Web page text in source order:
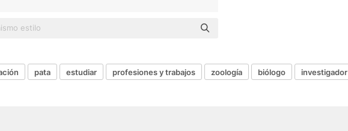
pata estudiar profesiones y trabajos zoología biólogo investigador